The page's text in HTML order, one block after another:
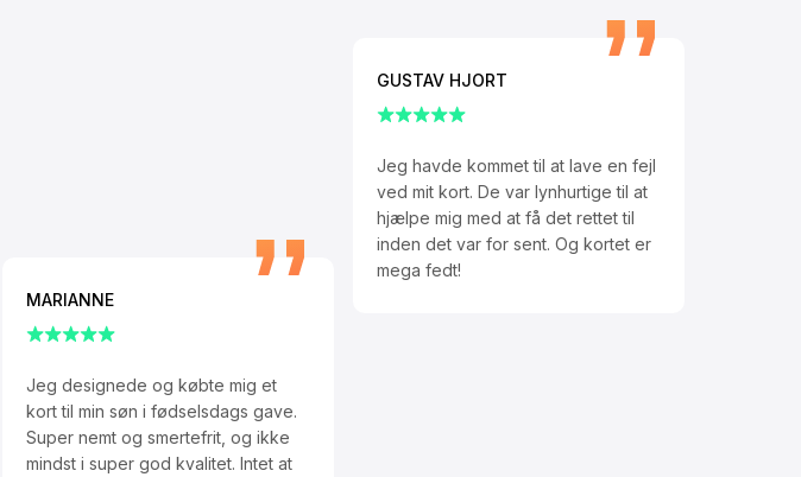
MARIANNE
Jeg designede og købte mig et
kort til min søn i fødselsdags gave.
Super nemt og smertefrit, og ikke
mindst i super god kvalitet. Intet at
GUSTAV HJORT
Jeg havde kommet til at lave en fejl
ved mit kort. De var lynhurtige til at
hjælpe mig med at få det rettet til
inden det var for sent. Og kortet er
mega fedt!